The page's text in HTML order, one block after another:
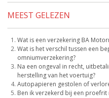
MEEST GELEZEN
Wat is een verzekering BA
Wat is het verschil tussen een
omniumverzekering?
Na een ongeval in recht,
herstelling van het voertuig?
Autopapieren gestolen of
Ben ik verzekerd bij een proefrit